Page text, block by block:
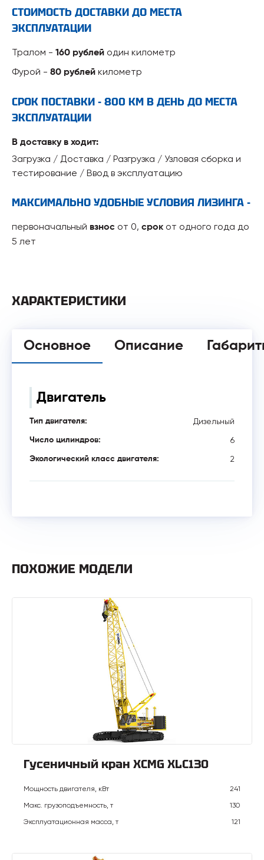
СТОИМОСТЬ ДОСТАВКИ ДО МЕСТА
ЭКСПЛУАТАЦИИ
Тралом - 160 рублей один километр
Фурой - 80 рублей километр
СРОК ПОСТАВКИ - 800 КМ В ДЕНЬ ДО МЕСТА
ЭКСПЛУАТАЦИИ
В доставку в ходит:
Загрузка / Доставка / Разгрузка / Узловая сборка и
тестирование / Ввод в эксплуатацию
МАКСИМАЛЬНО УДОБНЫЕ УСЛОВИЯ ЛИЗИНГА -
первоначальный взнос от 0, срок от одного года до
5 лет
ХАРАКТЕРИСТИКИ
Основное Описание
Двигатель
Тип двигателя: Дизельный
Число цилиндров: 6
Экологический класс двигателя: 2
ПОХОЖИЕ МОДЕЛИ
Гусеничный кран XCMG XLC130
Мощность двигателя, кВт
241
Макс. грузоподъемность, т
130
Эксплуатационная масса, т
121